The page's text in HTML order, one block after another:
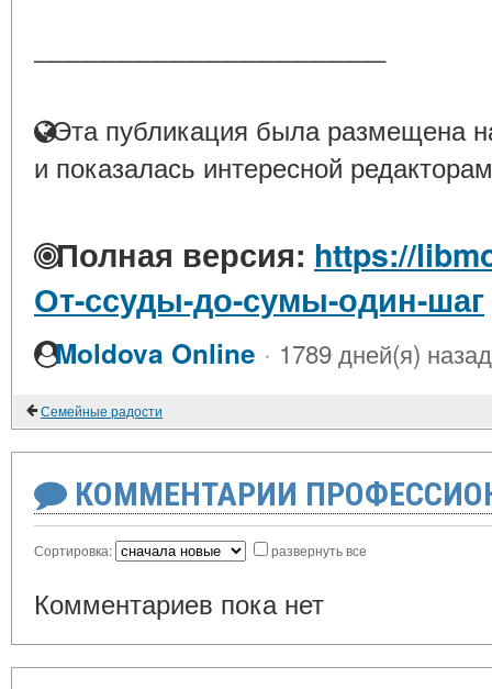
Эта публикация была размещена
и показалась интересной
Полная версия: https://
От-ссуды-до-сумы-один-шаг
Moldova Online · 1789 дней(я) назад
Семейные радости
КОММЕНТАРИИ
Сортировка: развернуть все
Комментариев пока нет